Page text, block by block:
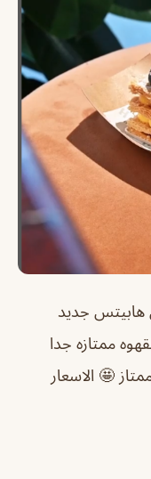
هابيتس جديد
ممتازه جدا
🤩 الاسعار